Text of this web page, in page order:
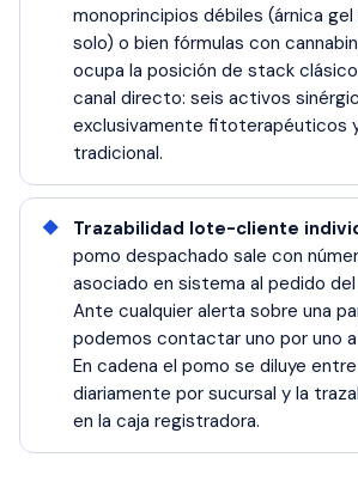
monoprincipios débiles (árnica gel
solo) o bien fórmulas con
ocupa la posición de stack
canal directo: seis activos
exclusivamente fitoterapéuticos
tradicional.
Trazabilidad lote-cliente
pomo despachado sale con
asociado en sistema al pedido
Ante cualquier alerta sobre una
podemos contactar uno por uno
En cadena el pomo se diluye
diariamente por sucursal y la
en la caja registradora.